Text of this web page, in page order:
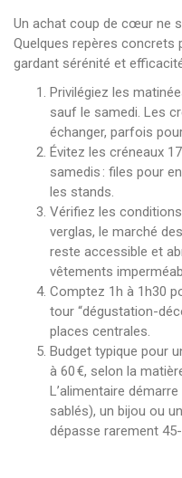
Un achat coup de cœur ne
Quelques repères concrets
gardant sérénité et
Privilégiez les
sauf le samedi. Les
échanger, parfois
Évitez les créneaux
samedis : files pour
les stands.
Vérifiez les
verglas, le marché
reste accessible et
vêtements
Comptez 1h à 1h30
tour “dégustation-
places centrales.
Budget typique pour
à 60 €, selon la
L’alimentaire
sablés), un bijou ou
dépasse rarement 45-